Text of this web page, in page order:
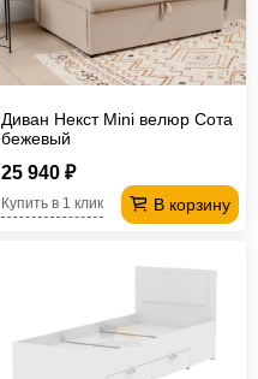
Диван Некст Mini велюр Сота
бежевый
25 940 ₽
В корзину
Купить в 1 клик